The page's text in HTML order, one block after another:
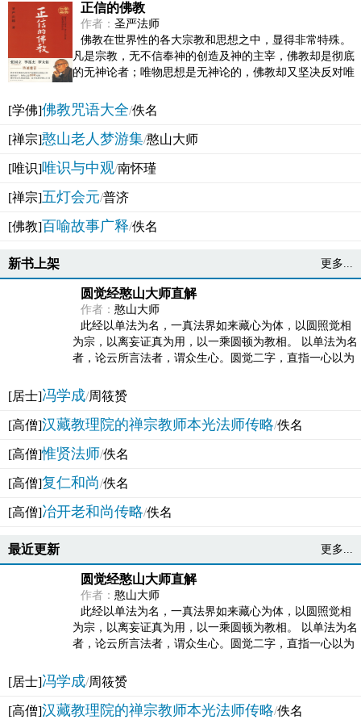
正信的佛教
作者： 圣严法师
佛教在世界性的各大宗教和思想之中，显得非常特殊。
凡是宗教，无不信奉神的创造及神的主宰，佛教却是彻底
的无神论者；唯物思想是无神论的，佛教却又坚决反对唯
[学佛]佛教咒语大全/佚名
[禅宗]憨山老人梦游集/憨山大师
[唯识]唯识与中观/南怀瑾
[禅宗]五灯会元/普济
[佛教]百喻故事广释/佚名
新书上架 更多...
圆觉经憨山大师直解
作者： 憨山大师
此经以单法为名，一真法界如来藏心为体，以圆照觉相
为宗，以离妄证真为用，以一乘圆顿为教相。 以单法为名
者，论云所言法者，谓众生心。圆觉二字，直指一心以为
[居士]冯学成/周筱赟
[高僧]汉藏教理院的禅宗教师本光法师传略/佚名
[高僧]惟贤法师/佚名
[高僧]复仁和尚/佚名
[高僧]冶开老和尚传略/佚名
最近更新 更多...
圆觉经憨山大师直解
作者： 憨山大师
此经以单法为名，一真法界如来藏心为体，以圆照觉相
为宗，以离妄证真为用，以一乘圆顿为教相。 以单法为名
者，论云所言法者，谓众生心。圆觉二字，直指一心以为
[居士]冯学成/周筱赟
[高僧]汉藏教理院的禅宗教师本光法师传略/佚名